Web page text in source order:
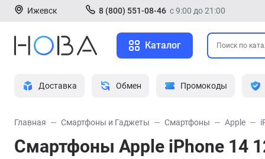
Ижевск 8 (800) 551-08-46 с 9:00 до 21:00
Каталог
Доставка Обмен Промокоды
Главная Смартфоны и Гаджеты Смартфоны Apple
Смартфоны Apple iPhone 14